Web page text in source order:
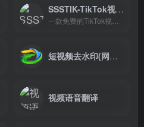
SSSTIK-TikTok视频下载
一款免费的TikTok视频下载工具
短视频去水印(网页版)
视频语音翻译